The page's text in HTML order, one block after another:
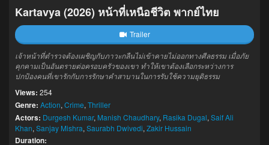
Kartavya (2026) หน้าที่เหนือชีวิต พากย์ไทย
Trailer
เจ้าหน้าที่ตำรวจต้องเผชิญกับภาวะกลืนไม่เข้าคายไม่ออกทางศีลธรรม เมื่อภัย
คุกคามเป็นอันตรายต่อครอบครัวของเขา ทำให้เขาต้องเลือกระหว่างการ
ปกป้องคนที่เขารักกับการรักษาคำสาบานในการรับใช้ความยุติธรรม
Views: 254
Genre: Action,Crime,Thriller
Actors: Durgesh Kumar, Manish Chaudhary, Rasika Dugal,Saif Ali
Khan,Sanjay Mishra,Saurabh Dwivedi,Zakir Hussain
Duration: